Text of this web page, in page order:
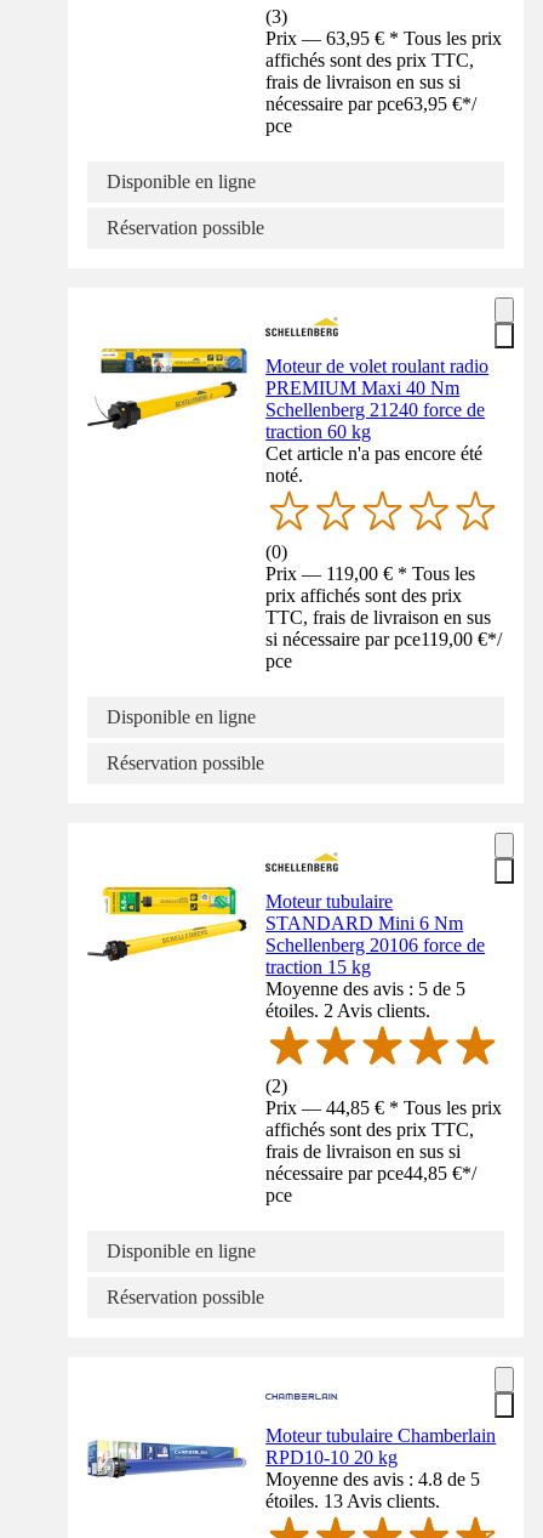
(3)
Prix — 63,95 € * Tous les prix
affichés sont des prix TTC,
frais de livraison en sus si
nécessaire par pce63,95 €*/
pce
Disponible en ligne
Réservation possible
Moteur de volet roulant radio
PREMIUM Maxi 40 Nm
Schellenberg 21240 force de
traction 60 kg
Cet article n'a pas encore été
noté.
(0)
Prix — 119,00 € * Tous les
prix affichés sont des prix
TTC, frais de livraison en sus
si nécessaire par pce119,00 €*/
pce
Disponible en ligne
Réservation possible
Moteur tubulaire
STANDARD Mini 6 Nm
Schellenberg 20106 force de
traction 15 kg
Moyenne des avis : 5 de 5
étoiles. 2 Avis clients.
(2)
Prix — 44,85 € * Tous les prix
affichés sont des prix TTC,
frais de livraison en sus si
nécessaire par pce44,85 €*/
pce
Disponible en ligne
Réservation possible
Moteur tubulaire Chamberlain
RPD10-10 20 kg
Moyenne des avis : 4.8 de 5
étoiles. 13 Avis clients.